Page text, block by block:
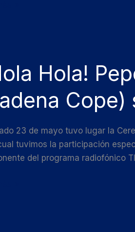
Hola!
23 de mayo tuvo lugar la
tuvimos la participación
del programa radiofónico